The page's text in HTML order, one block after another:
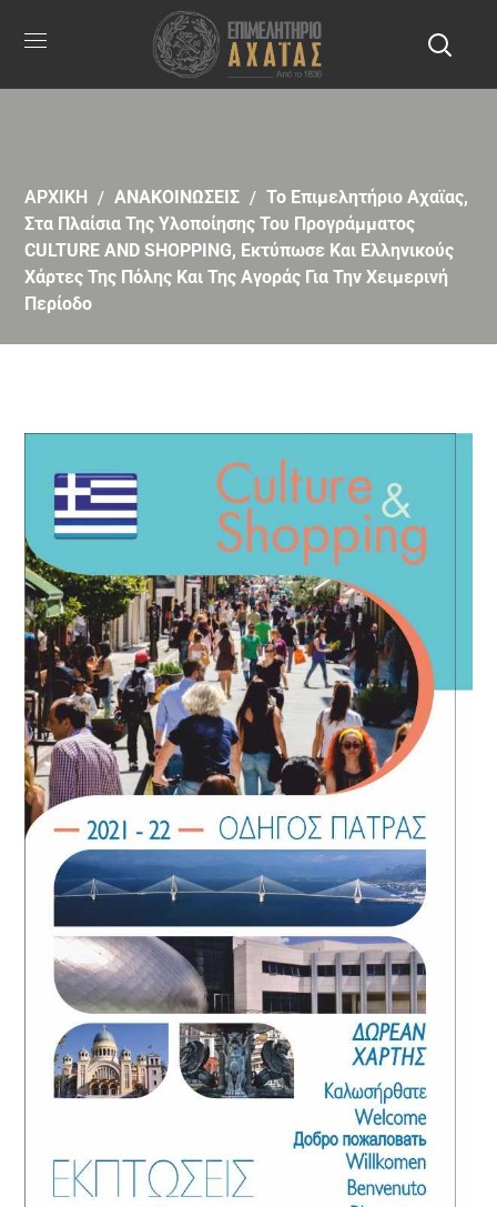
ΑΡΧΙΚΗ ΑΝΑΚΟΙΝΩΣΕΙΣ
Το Επιμελητήριο Αχαϊας,
Στα Πλαίσια Της Υλοποίησης Του Προγράμματος
CULTURE AND SHOPPING, Εκτύπωσε Και Ελληνικούς
Χάρτες Της Πόλης Και Της Αγοράς Για Την Χειμερινή
Περίοδο